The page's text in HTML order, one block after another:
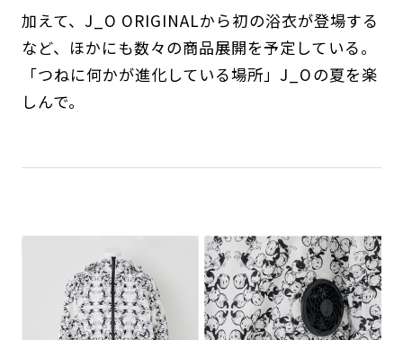
加えて、J_O ORIGINALから初の浴衣が登場する
など、ほかにも数々の商品展開を予定している。
「つねに何かが進化している場所」J_Oの夏を楽
しんで。